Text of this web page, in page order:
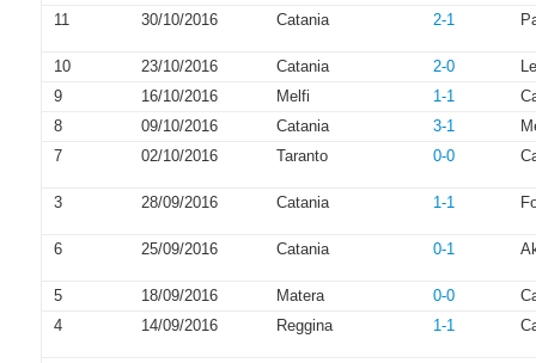
11
30/10/2016 Catania 2-1
10 23/10/2016 Catania 2-0
9
16/10/2016 Melfi 1-1
8
09/10/2016 Catania 3-1
7
02/10/2016 Taranto 0-0
3 28/09/2016 Catania 1-1
6 25/09/2016 Catania 0-1
5 18/09/2016 Matera 0-0
4
14/09/2016 Reggina 1-1